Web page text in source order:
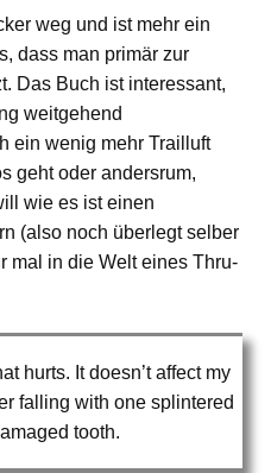
weg und ist mehr ein
dass man primär zur
Das Buch ist interessant,
weitgehend
ein wenig mehr Trailluft
geht oder andersrum,
wie es ist einen
(also noch überlegt selber
mal in die Welt eines Thru-
hurts. It doesn’t affect my
falling with one splintered
tooth.